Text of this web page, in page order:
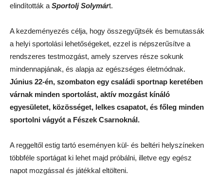
elindították a Sportolj Solymárt.
A kezdeményezés célja, hogy összegyűjtsék és bemutassák
a helyi sportolási lehetőségeket, ezzel is népszerűsítve a
rendszeres testmozgást, amely szerves része sokunk
mindennapjának, és alapja az egészséges életmódnak.
Június 22-én, szombaton egy családi sportnap keretében
várnak minden sportolást, aktív mozgást kínáló
egyesületet, közösséget, lelkes csapatot, és főleg minden
sportolni vágyót a Fészek Csarnoknál.
A reggeltől estig tartó eseményen kül- és beltéri helyszíneken
többféle sportágat ki lehet majd próbálni, illetve egy egész
napot mozgással és játékkal eltölteni.